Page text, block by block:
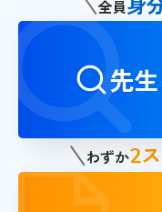
全員
先
わずか2